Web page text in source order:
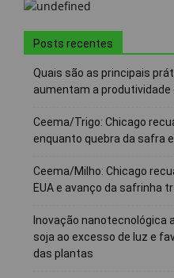
Posts recentes
Quais são as principais
aumentam a
Ceema/Trigo: Chicago
enquanto quebra da safra
Ceema/Milho: Chicago
EUA e avanço da safrinha
Inovação nanotecnológica
soja ao excesso de luz e
das plantas